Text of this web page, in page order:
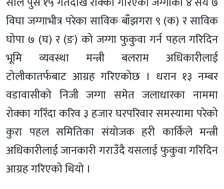
विघा जग्गाभीत्र परेका साविक बाँझगरा ९ (क) र साविक
घोपा ७ (घ) र (ङ) को जग्गा फुकुवा गर्न पहल गरिदिन
भूमि व्यवस्था मन्त्री बलराम अधिकारीलाई
टोलीकातर्फबाट आग्रह गरिएकोछ । धरान १३ नम्बर
वडावासीको निजी जग्गा समेत जलाधारका नाममा
रोक्का गरिँदा करिव ३ हजार घरपरिवार समस्यामा परेको
कुरा पहल समितिका संयोजक हरी कार्किले मन्त्री
अधिकारीलाई जानकारी गराउँदै यसलाई फुकुवा गरिदिन
आग्रह गरिएको थियो ।